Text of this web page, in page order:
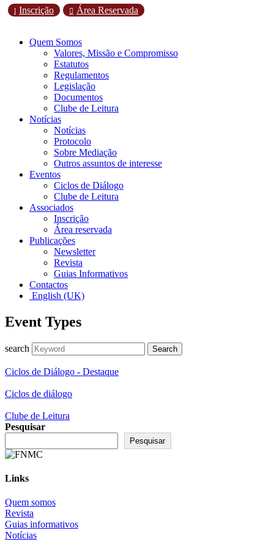
l Inscrição  Área Reservada
Quem Somos
Valores, Missão e Compromisso
Estatutos
Regulamentos
Legislação
Documentos
Clube de Leitura
Notícias
Notícias
Protocolo
Sobre Mediação
Outros assuntos de interesse
Eventos
Ciclos de Diálogo
Clube de Leitura
Associados
Inscrição
Área reservada
Publicações
Newsletter
Revista
Guias Informativos
Contactos
English (UK)
Event Types
search
Ciclos de Diálogo - Destaque
Ciclos de diálogo
Clube de Leitura
Pesquisar
Pesquisar
Links
Quem somos
Revista
Guias informativos
Notícias